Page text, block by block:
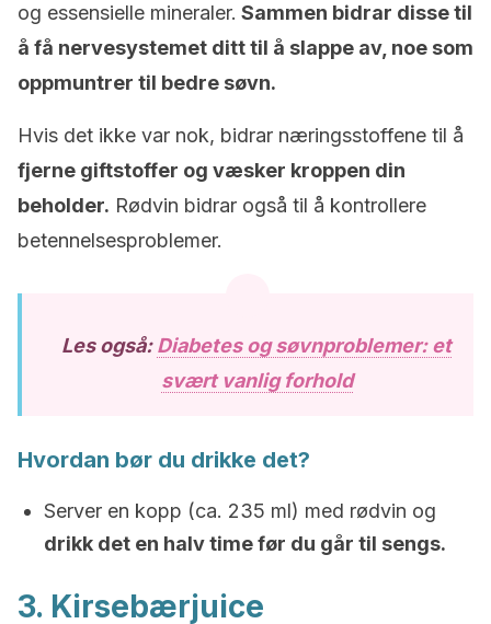
og essensielle mineraler. Sammen bidrar disse til
å få nervesystemet ditt til å slappe av, noe som
oppmuntrer til bedre søvn.
Hvis det ikke var nok, bidrar næringsstoffene til å
fjerne giftstoffer og væsker kroppen din
beholder. Rødvin bidrar også til å kontrollere
betennelsesproblemer.
Les også:Diabetes og søvnproblemer: et
svært vanlig forhold
Hvordan bør du drikke det?
Server en kopp (ca. 235 ml) med rødvin og
drikk det en halv time før du går til sengs.
3. Kirsebærjuice